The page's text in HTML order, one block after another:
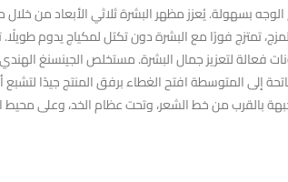
بسهولة. يُعزز مظهر البشرة ثلاثي الأبعاد من
تمتزج فورًا مع البشرة دون تكتل لمكياج يدوم
فعالة لتعزيز جمال البشرة. مستخلص الجينسنغ
إلى المتوسطة افتح الغطاء برفق المنتج جيدًا لتشبع
بالقرب من خط الشعر، وتحت عظام الخد، وعلى محيط